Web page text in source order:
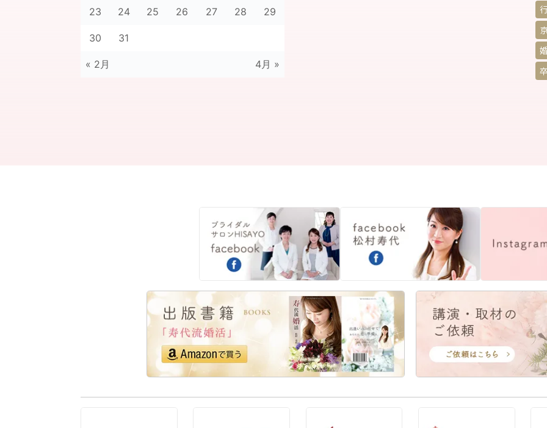
« 2月 4月 »
23 24 25 26 27 28 29
30 31